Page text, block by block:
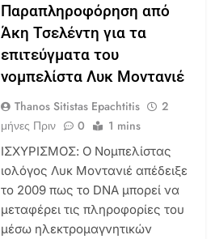
Παραπληροφόρηση από
Άκη Τσελέντη για τα
επιτεύγματα του
νομπελίστα Λυκ Μοντανιέ
Thanos Sitistas Epachtitis
2
μήνες Πριν
0 1 mins
ΙΣΧΥΡΙΣΜΟΣ: Ο Νομπελίστας
ιολόγος Λυκ Μοντανιέ απέδειξε
το 2009 πως το DNA μπορεί να
μεταφέρει τις πληροφορίες του
μέσω ηλεκτρομαγνητικών